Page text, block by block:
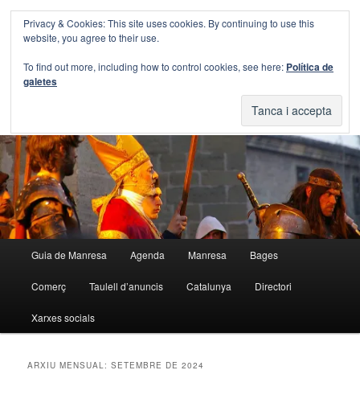
Aneu
contingut
Aneu
contingut
Blog Guia Manresa
principal
Guia de Manresa Agenda Manresa Bages
Comerç Taulell d’anuncis Catalunya Directori
Xarxes socials
ARXIU MENSUAL:SETEMBRE DE 2024
Privacy & Cookies: This site uses cookies. By continuing to use this
website, you agree to their use.
To find out more, including how to control cookies, see here: Política de
galetes